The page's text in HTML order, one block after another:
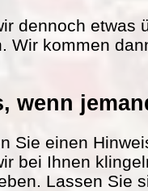
dennoch etwas
Wir kommen
wenn
Sie einen
bei Ihnen
Lassen Sie